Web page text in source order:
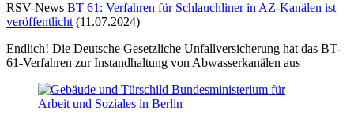
RSV-News BT 61: Verfahren für Schlauchliner in AZ-Kanälen ist
veröffentlicht (11.07.2024)
Endlich! Die Deutsche Gesetzliche Unfallversicherung hat das BT-
61-Verfahren zur Instandhaltung von Abwasserkanälen aus